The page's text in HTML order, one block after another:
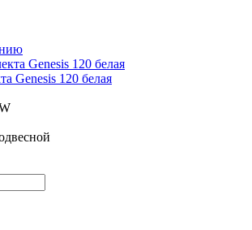
Genesis 120 белая